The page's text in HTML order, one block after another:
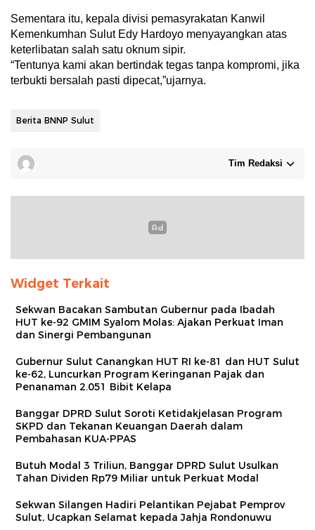
Sementara itu, kepala divisi pemasyrakatan Kanwil
Kemenkumhan Sulut Edy Hardoyo menyayangkan atas
keterlibatan salah satu oknum sipir.
“Tentunya kami akan bertindak tegas tanpa kompromi, jika
terbukti bersalah pasti dipecat,”ujarnya.
Berita BNNP Sulut
Tim Redaksi
Widget Terkait
Sekwan Bacakan Sambutan Gubernur pada Ibadah
HUT ke-92 GMIM Syalom Molas: Ajakan Perkuat Iman
dan Sinergi Pembangunan
Gubernur Sulut Canangkan HUT RI ke-81 dan HUT Sulut
ke-62, Luncurkan Program Keringanan Pajak dan
Penanaman 2.051 Bibit Kelapa
Banggar DPRD Sulut Soroti Ketidakjelasan Program
SKPD dan Tekanan Keuangan Daerah dalam
Pembahasan KUA-PPAS
Butuh Modal 3 Triliun, Banggar DPRD Sulut Usulkan
Tahan Dividen Rp79 Miliar untuk Perkuat Modal
Sekwan Silangen Hadiri Pelantikan Pejabat Pemprov
Sulut, Ucapkan Selamat kepada Jahja Rondonuwu